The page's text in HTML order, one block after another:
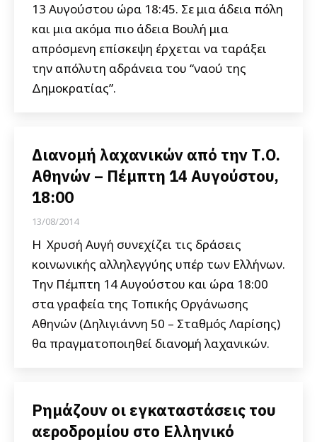
13 Αυγούστου ώρα 18:45. Σε μια άδεια πόλη
και μια ακόμα πιο άδεια Βουλή μια
απρόσμενη επίσκεψη έρχεται να ταράξει
την απόλυτη αδράνεια του “ναού της
Δημοκρατίας”.
Διανομή λαχανικών από την Τ.Ο.
Αθηνών – Πέμπτη 14 Αυγούστου,
18:00
13/08/2014
H Χρυσή Αυγή συνεχίζει τις δράσεις
κοινωνικής αλληλεγγύης υπέρ των Ελλήνων.
Την Πέμπτη 14 Αυγούστου και ώρα 18:00
στα γραφεία της Τοπικής Οργάνωσης
Αθηνών (Δηλιγιάννη 50 – Σταθμός Λαρίσης)
θα πραγματοποιηθεί διανομή λαχανικών.
Ρημάζουν οι εγκαταστάσεις του
αεροδρομίου στο Ελληνικό